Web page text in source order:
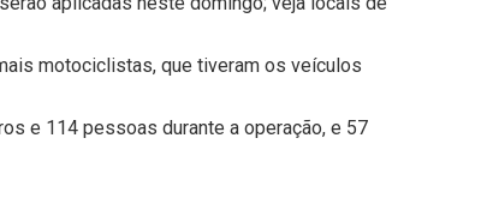
motociclistas, que tiveram os veículos
e 114 pessoas durante a operação, e 57